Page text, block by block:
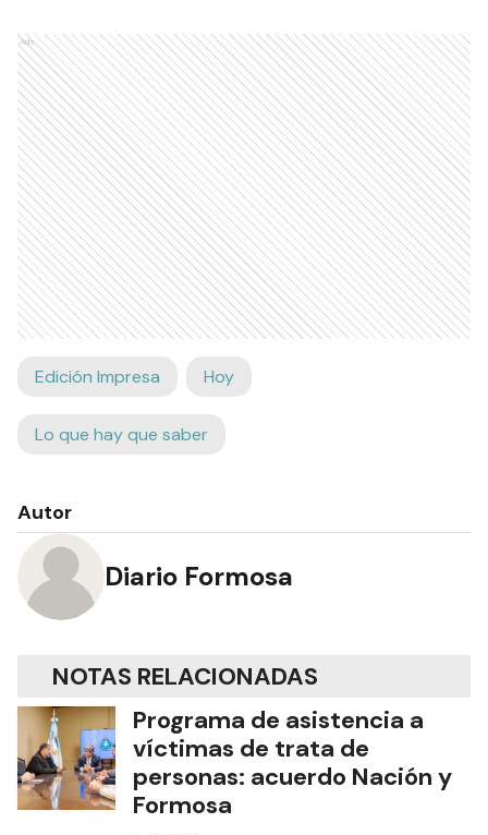
Ads
Edición Impresa Hoy
Lo que hay que saber
Autor
Diario Formosa
NOTAS RELACIONADAS
Programa de asistencia a
víctimas de trata de
personas: acuerdo Nación y
Formosa